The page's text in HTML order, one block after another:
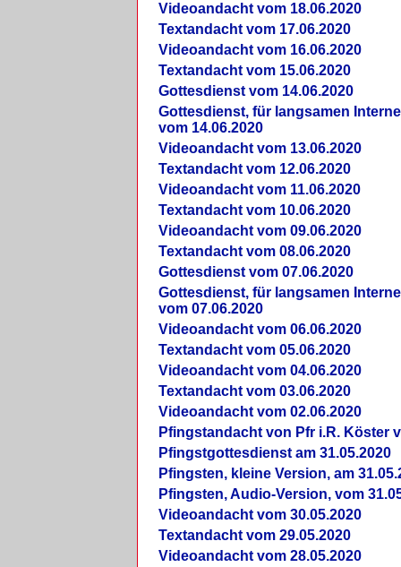
Videoandacht vom 18.06.2020
Textandacht vom 17.06.2020
Videoandacht vom 16.06.2020
Textandacht vom 15.06.2020
Gottesdienst vom 14.06.2020
Gottesdienst, für langsamen
vom 14.06.2020
Videoandacht vom 13.06.2020
Textandacht vom 12.06.2020
Videoandacht vom 11.06.2020
Textandacht vom 10.06.2020
Videoandacht vom 09.06.2020
Textandacht vom 08.06.2020
Gottesdienst vom 07.06.2020
Gottesdienst, für langsamen
vom 07.06.2020
Videoandacht vom 06.06.2020
Textandacht vom 05.06.2020
Videoandacht vom 04.06.2020
Textandacht vom 03.06.2020
Videoandacht vom 02.06.2020
Pfingstandacht von Pfr i.R. Köster
Pfingstgottesdienst am 31.05.2020
Pfingsten, kleine Version, am
Pfingsten, Audio-Version, vom
Videoandacht vom 30.05.2020
Textandacht vom 29.05.2020
Videoandacht vom 28.05.2020